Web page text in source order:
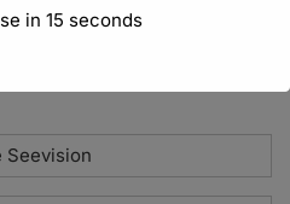
Seevision
in 14 seconds